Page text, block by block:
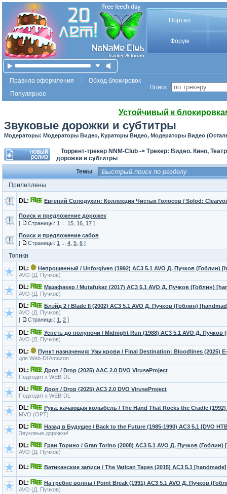
Портал
Форум
Правила оформления
Обход блокировок
Популярное
Поиск :
Устойчивый к
Звуковые дорожки и субтитры
Модераторы: Модераторы Видео, Кураторы Видео, Модераторы Видео
Торрент-трекер NNM-Club -> Трекер: Видео. Кино,
дорожки и субтитры
Темы
Прилеплены
DL: Евгений Солодухин: Коллекция Чистых Голосов / Solod:
Поиск и предложение дорожек
[
Страницы: 1 15 16 17 ]
Поиск и предложение сабов
[
Страницы: 1 4 5 6 ]
Топики
DL:
Непрощенный / Unforgiven (1992) AC3 5.1 AVO Д. Пучков (Гоблин)
AVO (Д. Пучков)
DL:
Мазафакер / Mutafukaz (2017) AC3 5.1 AVO Д. Пучков (Гоблин)
AVO (Д. Пучков)
DL:
Блэйд 2 / Blade II (2002) AC3 5.1 AVO Д. Пучков (Гоблин)
AVO (Д. Пучков)
[
Страницы: 1 2 ]
DL:
Успеть до полуночи / Midnight Run (1988) AC3 5.1 AVO Д. Пучков
AVO (Д. Пучков)
DL:
Пункт назначения: Узы крови / Final Destination: Bloodlines (2025)
для Web-Dl Amazon
DL:
Дроп / Drop (2025) AAC 2.0 DVO ViruseProject
Подходит к WEB-DL
DL:
Дроп / Drop (2025) AC3 2.0 DVO ViruseProject
Подходит к WEB-DL
DL:
Рука, качающая колыбель / The Hand That Rocks the Cradle
MVO (ОРТ)
DL:
Назад в Будущее / Back to the Future (1985-1990) AC3 5.1 [DVO
Звуковые дорожки!
DL:
Гран Торино / Gran Torino (2008) AC3 5.1 AVO Д. Пучков (Гоблин)
AVO (Д. Пучков)
DL: Ватиканские записи / The Vatican Tapes (2015) AC3 5.1 [handmade]
DL:
На гребне волны / Point Break (1991) AC3 5.1 AVO Д. Пучков
AVO (Д. Пучков)